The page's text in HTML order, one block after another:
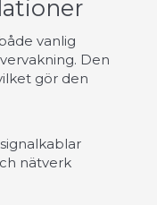
vanlig
Den
gör den
nätverk